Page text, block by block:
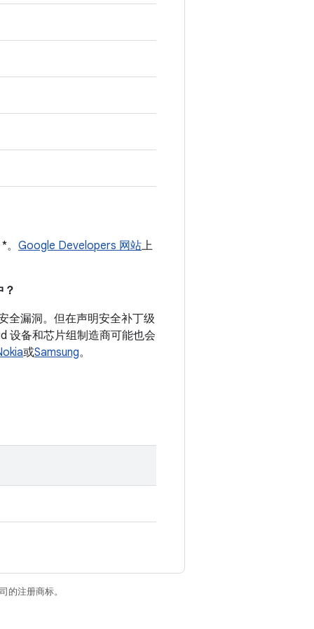
Google Developers 网站上
全漏洞。但在声明安全补丁级
设备和芯片组制造商可能也会
或Samsung。
的注册商标。